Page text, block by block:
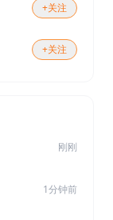
+关注
+关注
刚刚
1分钟前